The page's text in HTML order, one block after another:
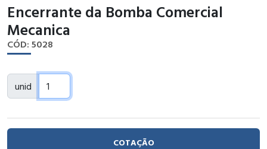
Encerrante da Bomba Comercial
Mecanica
CÓD: 5028
unid
COTAÇÃO